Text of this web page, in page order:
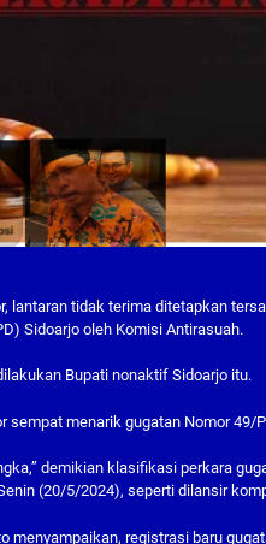
lantaran tidak terima ditetapkan
Sidoarjo oleh Komisi Antirasuah.
Bupati nonaktif Sidoarjo itu.
sempat menarik gugatan Nomor 49/
demikian klasifikasi perkara
(20/5/2024), seperti dilansir
menyampaikan, registrasi baru